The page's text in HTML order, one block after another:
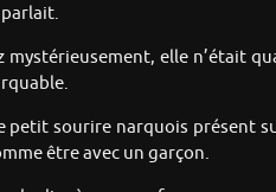
elle n’était
sourire narquois présent
être avec un garçon.